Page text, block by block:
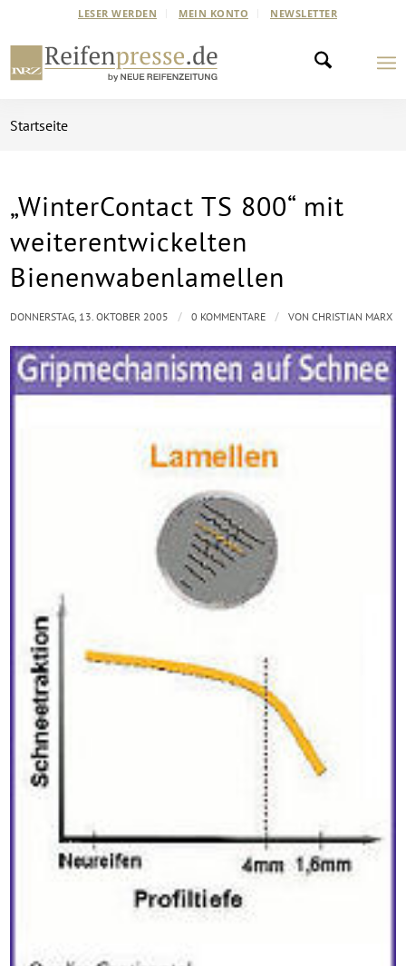
LESER WERDEN MEIN KONTO NEWSLETTER
Startseite
„WinterContact TS 800“ mit
weiterentwickelten
Bienenwabenlamellen
DONNERSTAG, 13. OKTOBER 2005 / 0 KOMMENTARE / VONCHRISTIAN MARX